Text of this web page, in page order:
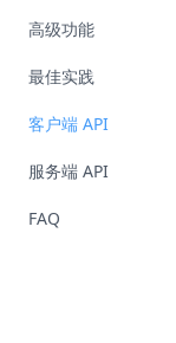
高级功能
最佳实践
客户端 API
服务端 API
FAQ